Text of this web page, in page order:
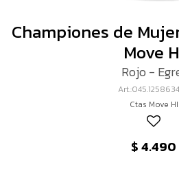
Championes de
Move
Rojo -
Ctas Move HI
$4.490